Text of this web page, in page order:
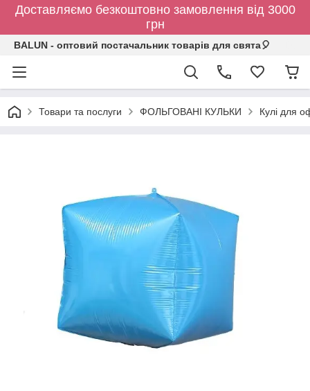
Доставляємо безкоштовно замовлення від 3000
грн
BALUN - оптовий постачальник товарів для свята🎈
Товари та послуги ФОЛЬГОВАНІ КУЛЬКИ Кулі для